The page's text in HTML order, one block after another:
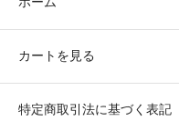
カートを見る
特定商取引法に基づく表記